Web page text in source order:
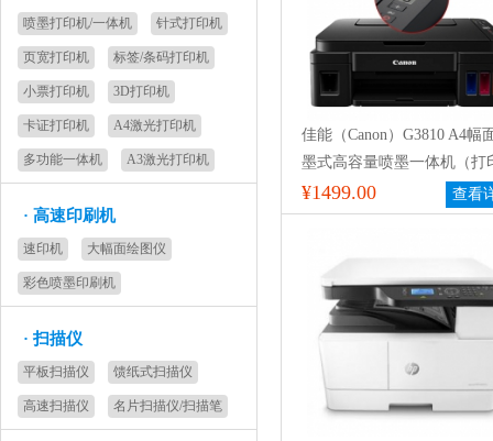
喷墨打印机/一体机 针式打印机
页宽打印机 标签/条码打印机
小票打印机 3D打印机
卡证打印机 A4激光打印机
多功能一体机 A3激光打印机
· 高速印刷机
速印机 大幅面绘图仪
彩色喷墨印刷机
·扫描仪
平板扫描仪 馈纸式扫描仪
高速扫描仪 名片扫描仪/扫描笔
佳能（Canon）G3810 A4幅
墨式高容量喷墨一体机（打
复印 扫描）
¥1499.00 查看